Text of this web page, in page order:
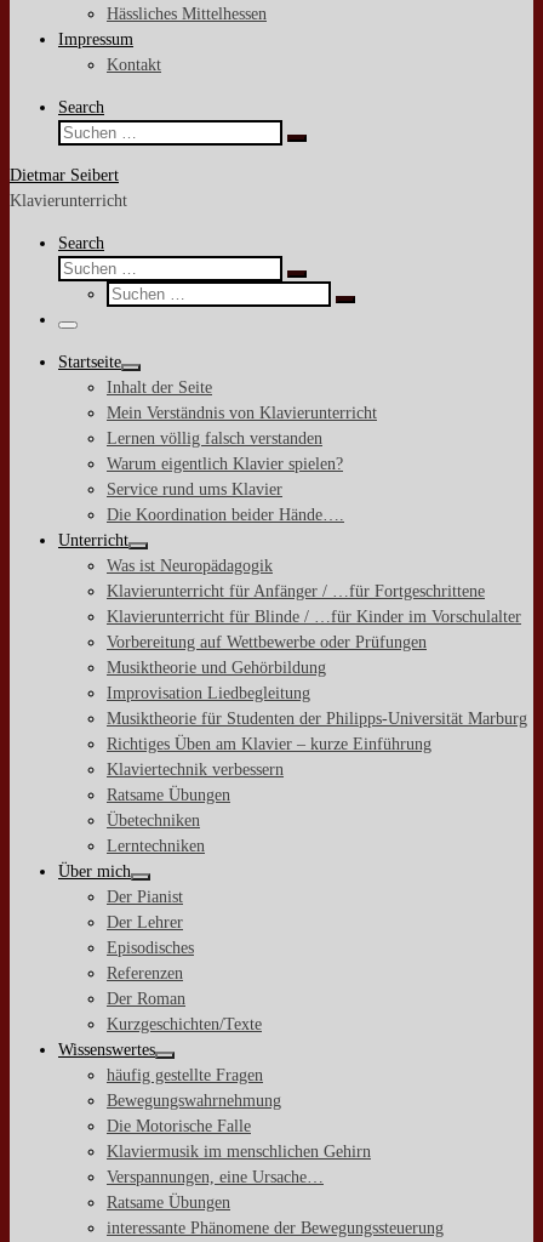
Hässliches Mittelhessen
Impressum
Kontakt
Search
Suche
Suchen …
Dietmar Seibert
Klavierunterricht
Search
Suche
Suchen …
Suche
Suchen …
Menü
Startseite
Inhalt der Seite
Mein Verständnis von Klavierunterricht
Lernen völlig falsch verstanden
Warum eigentlich Klavier spielen?
Service rund ums Klavier
Die Koordination beider Hände….
Unterricht
Was ist Neuropädagogik
Klavierunterricht für Anfänger / …für Fortgeschrittene
Klavierunterricht für Blinde / …für Kinder im Vorschulalter
Vorbereitung auf Wettbewerbe oder Prüfungen
Musiktheorie und Gehörbildung
Improvisation Liedbegleitung
Musiktheorie für Studenten der Philipps-Universität Marburg
Richtiges Üben am Klavier – kurze Einführung
Klaviertechnik verbessern
Ratsame Übungen
Übetechniken
Lerntechniken
Über mich
Der Pianist
Der Lehrer
Episodisches
Referenzen
Der Roman
Kurzgeschichten/Texte
Wissenswertes
häufig gestellte Fragen
Bewegungswahrnehmung
Die Motorische Falle
Klaviermusik im menschlichen Gehirn
Verspannungen, eine Ursache…
Ratsame Übungen
interessante Phänomene der Bewegungssteuerung